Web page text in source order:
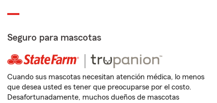
Seguro para mascotas
Cuando sus mascotas necesitan atención médica, lo menos
que desea usted es tener que preocuparse por el costo.
Desafortunadamente, muchos dueños de mascotas